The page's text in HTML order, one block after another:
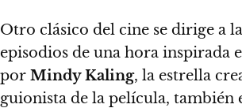
Otro clásico del cine se dirige a
episodios de una hora
por Mindy Kaling, la estrella
guionista de la película,